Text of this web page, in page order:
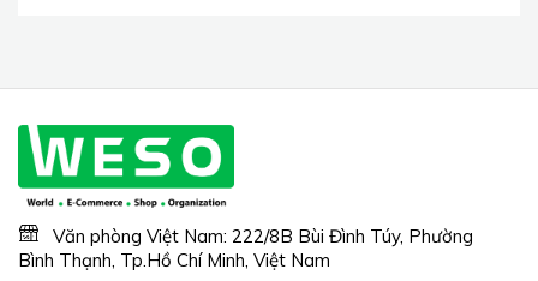
Văn phòng Việt Nam: 222/8B Bùi Đình Túy, Phường
Bình Thạnh, Tp.Hồ Chí Minh, Việt Nam